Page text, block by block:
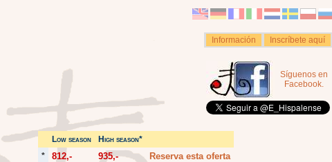
Información Inscríbete aquí
Síguenos en
Facebook.
Low season
High season*
*
812,- 935,- Reserva esta oferta